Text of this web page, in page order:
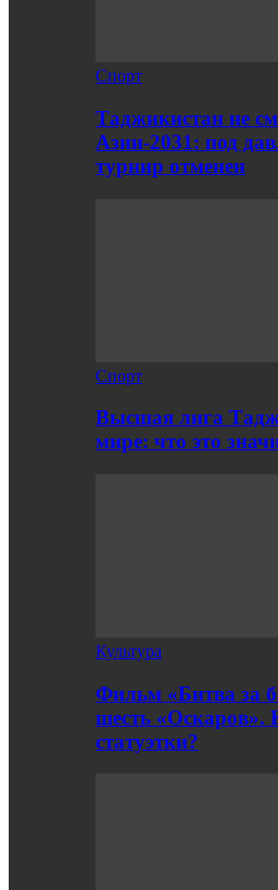
Спорт
Таджикистан не
Азии-2031: под
турнир отменен
Спорт
Высшая лига
мире: что это
Культура
Фильм «Битва за
шесть «Оскаров».
статуэтки?